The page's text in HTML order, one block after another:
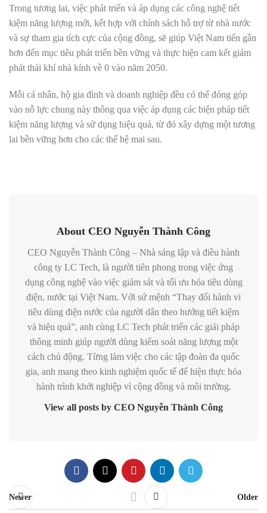
Trong tương lai, việc phát triển và áp dụng các công nghệ tiết
kiệm năng lượng mới, kết hợp với chính sách hỗ trợ từ nhà nước
và sự tham gia tích cực của cộng đồng, sẽ giúp Việt Nam tiến gần
hơn đến mục tiêu phát triển bền vững và thực hiện cam kết giảm
phát thải khí nhà kính về 0 vào năm 2050.
Mỗi cá nhân, hộ gia đình và doanh nghiệp đều có thể đóng góp
vào nỗ lực chung này thông qua việc áp dụng các biện pháp tiết
kiệm năng lượng và sử dụng hiệu quả, từ đó xây dựng một tương
lai bền vững hơn cho các thế hệ mai sau.
About CEO Nguyễn Thành Công
CEO Nguyễn Thành Công – Nhà sáng lập và điều hành
công ty LC Tech, là người tiên phong trong việc ứng
dụng công nghệ vào việc giám sát và tối ưu hóa tiêu dùng
điện, nước tại Việt Nam. Với sứ mệnh “Thay đổi hành vi
tiêu dùng điện nước của người dân theo hướng tiết kiệm
và hiệu quả”, anh cùng LC Tech phát triển các giải pháp
thông minh giúp người dùng kiểm soát năng lượng một
cách chủ động. Từng làm việc cho các tập đoàn đa quốc
gia, anh mang theo kinh nghiệm quốc tế để hiện thực hóa
hành trình khởi nghiệp vì cộng đồng và môi trường.
View all posts by CEO Nguyễn Thành Công
Newer Older